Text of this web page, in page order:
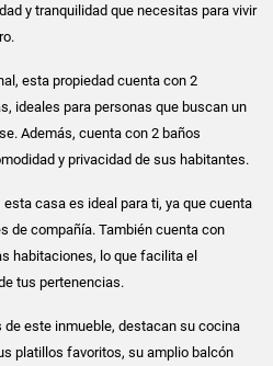
y tranquilidad que necesitas para vivir
esta propiedad cuenta con 2
ideales para personas que buscan un
Además, cuenta con 2 baños
y privacidad de sus habitantes.
casa es ideal para ti, ya que cuenta
de compañía. También cuenta con
habitaciones, lo que facilita el
tus pertenencias.
este inmueble, destacan su cocina
platillos favoritos, su amplio balcón